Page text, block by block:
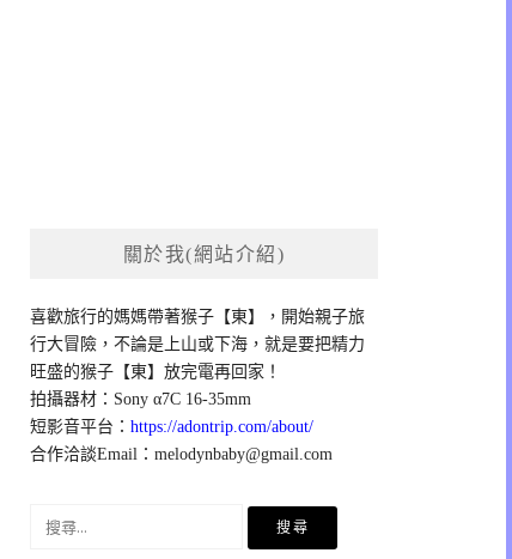
關於我(網站介紹)
喜歡旅行的媽媽帶著猴子【東】，開始親子旅
行大冒險，不論是上山或下海，就是要把精力
旺盛的猴子【東】放完電再回家！
拍攝器材：Sony α7C 16-35mm
短影音平台：https://adontrip.com/about/
合作洽談Email：melodynbaby@gmail.com